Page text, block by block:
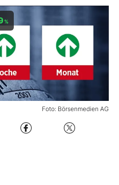
Foto: Börsenmedien AG
%